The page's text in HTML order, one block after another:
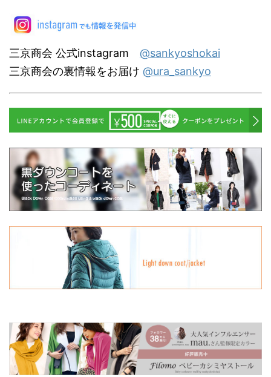
三京商会 公式instagram @sankyoshokai
三京商会の裏情報をお届け @ura_sankyo